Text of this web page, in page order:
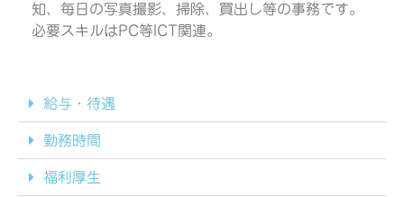
知、毎日の写真撮影、掃除、買出し等の事務です。
必要スキルはPC等ICT関連。
給与・待遇
勤務時間
福利厚生